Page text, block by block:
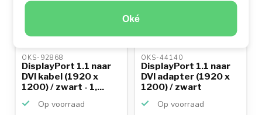
Oké
OKS-92868
DisplayPort 1.1 naar
DVI kabel (1920 x
1200) / zwart - 1,...
Op voorraad
OKS-44140
DisplayPort 1.1 naar
DVI adapter (1920 x
1200) / zwart
Op voorraad